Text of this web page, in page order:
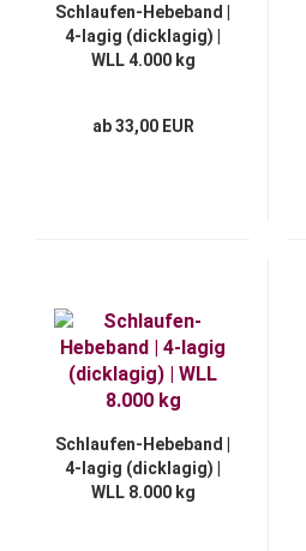
Schlaufen-Hebeband |
4-lagig (dicklagig) |
WLL 4.000 kg
ab 33,00 EUR
Schlaufen-Hebeband |
4-lagig (dicklagig) |
WLL 8.000 kg